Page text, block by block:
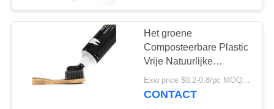
CONTACTEER
VERZOEK
De Tandpasta van
het fruitaroma
Het groene
Composteerbare Plastic
Vrije Natuurlijke
Embleem van de de
Tandenborsteldouane
Exw price $0.2-0.8/pc MOQ:100pcs
CONTACT